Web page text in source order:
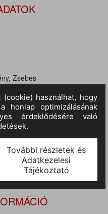
Zsebes
9-14 nap)